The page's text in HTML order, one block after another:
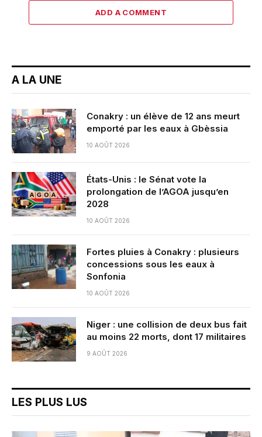
ADD A COMMENT
A LA UNE
Conakry : un élève de 12 ans meurt
emporté par les eaux à Gbèssia
10 AOÛT 2026
États-Unis : le Sénat vote la
prolongation de l’AGOA jusqu’en
2028
10 AOÛT 2026
Fortes pluies à Conakry : plusieurs
concessions sous les eaux à
Sonfonia
10 AOÛT 2026
Niger : une collision de deux bus fait
au moins 22 morts, dont 17 militaires
9 AOÛT 2026
LES PLUS LUS